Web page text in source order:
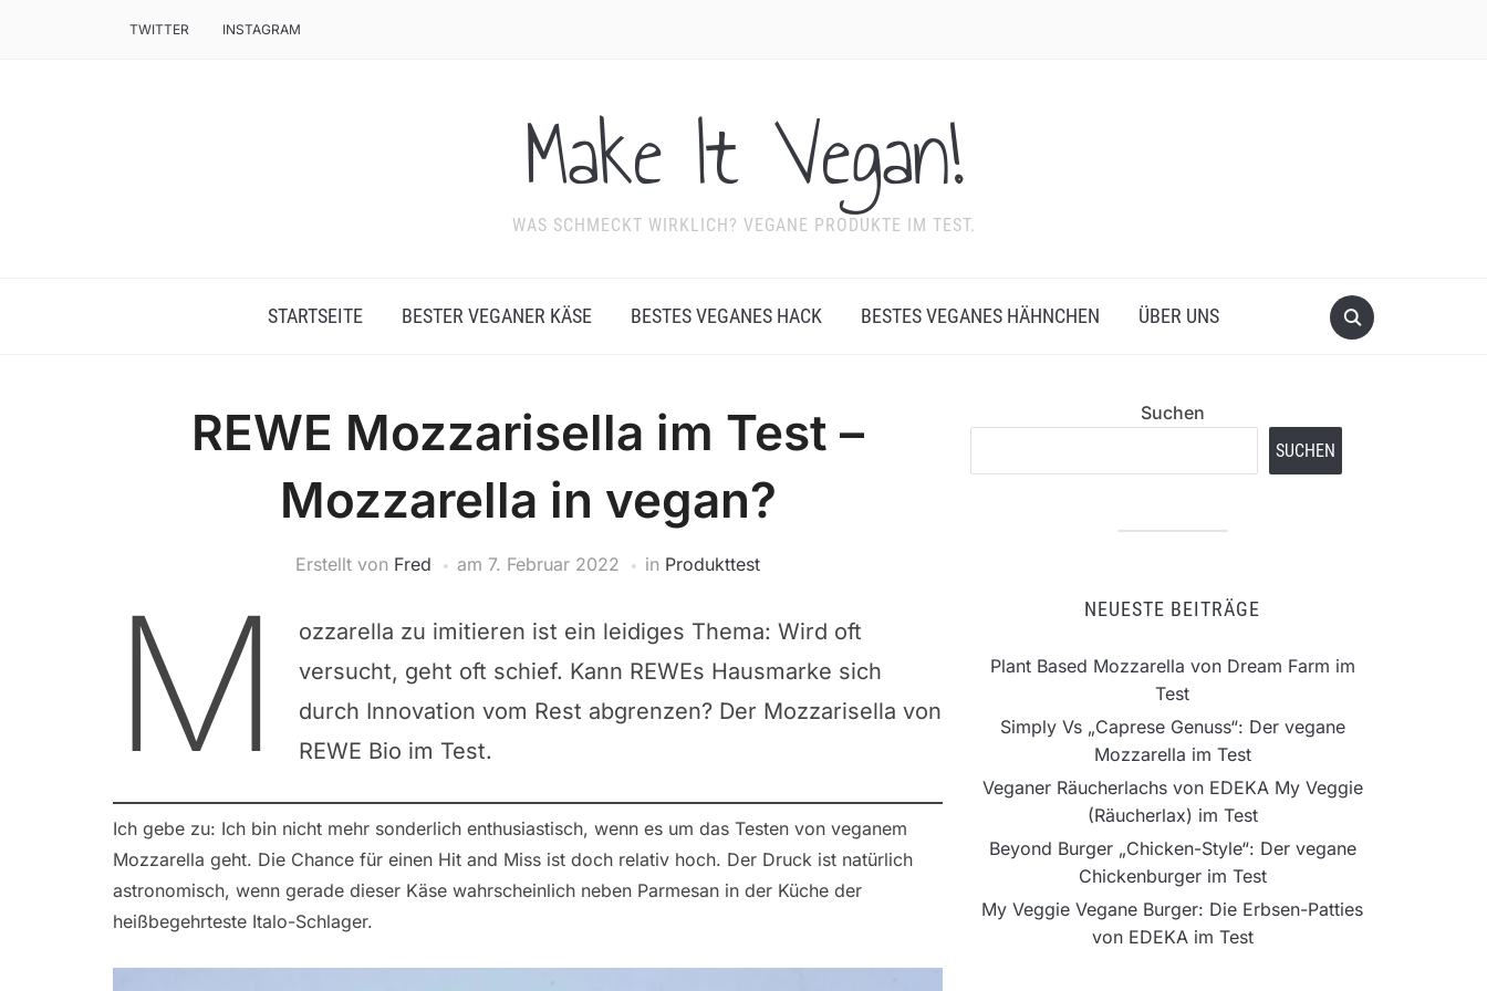
TWITTER INSTAGRAM
Make It Vegan!
WAS SCHMECKT WIRKLICH? VEGANE PRODUKTE IM TEST.
STARTSEITE BESTER VEGANER KÄSE BESTES VEGANES HACK BESTES VEGANES HÄHNCHEN ÜBER UNS
REWE Mozzarisella im Test –
Mozzarella in vegan?
Erstellt von Fred am 7. Februar 2022 in Produkttest
M
ozzarella zu imitieren ist ein leidiges Thema: Wird oft
versucht, geht oft schief. Kann REWEs Hausmarke sich
durch Innovation vom Rest abgrenzen? Der Mozzarisella von
REWE Bio im Test.
Ich gebe zu: Ich bin nicht mehr sonderlich enthusiastisch, wenn es um das Testen von veganem
Mozzarella geht. Die Chance für einen Hit and Miss ist doch relativ hoch. Der Druck ist natürlich
astronomisch, wenn gerade dieser Käse wahrscheinlich neben Parmesan in der Küche der
heißbegehrteste Italo-Schlager.
Suchen
SUCHEN
NEUESTE BEITRÄGE
Plant Based Mozzarella von Dream Farm im
Test
Simply Vs „Caprese Genuss“: Der vegane
Mozzarella im Test
Veganer Räucherlachs von EDEKA My Veggie
(Räucherlax) im Test
Beyond Burger „Chicken-Style“: Der vegane
Chickenburger im Test
My Veggie Vegane Burger: Die Erbsen-Patties
von EDEKA im Test